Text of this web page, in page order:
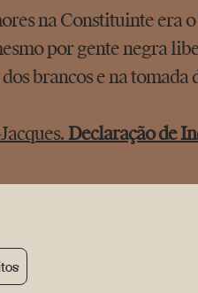
na Constituinte era o
por gente negra
brancos e na tomada
Declaração de